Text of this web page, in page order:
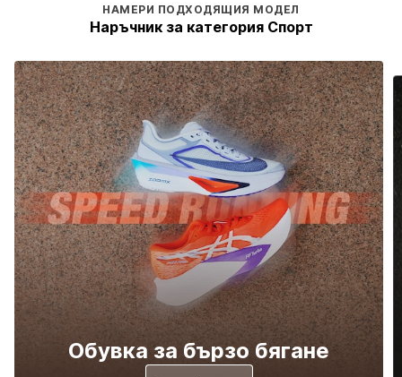
НАМЕРИ ПОДХОДЯЩИЯ МОДЕЛ
Наръчник за категория Спорт
Обувка за бързо бягане